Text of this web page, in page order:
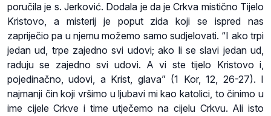
poručila je s. Jerković. Dodala je da je Crkva mistično Tijelo
Kristovo, a misterij je poput zida koji se ispred nas
zapriječio pa u njemu možemo samo sudjelovati. “I ako trpi
jedan ud, trpe zajedno svi udovi; ako li se slavi jedan ud,
raduju se zajedno svi udovi. A vi ste tijelo Kristovo i,
pojedinačno, udovi, a Krist, glava” (1 Kor, 12, 26-27). I
najmanji čin koji vršimo u ljubavi mi kao katolici, to činimo u
ime cijele Crkve i time utječemo na cijelu Crkvu. Ali isto